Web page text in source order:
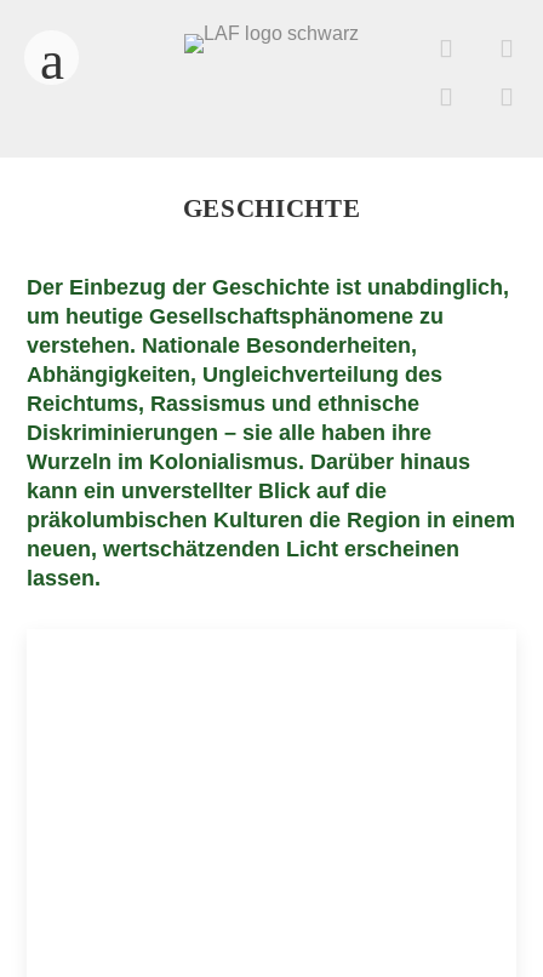
GESCHICHTE
Der Einbezug der Geschichte ist unabdinglich,
um heutige Gesellschaftsphänomene zu
verstehen. Nationale Besonderheiten,
Abhängigkeiten, Ungleichverteilung des
Reichtums, Rassismus und ethnische
Diskriminierungen – sie alle haben ihre
Wurzeln im Kolonialismus. Darüber hinaus
kann ein unverstellter Blick auf die
präkolumbischen Kulturen die Region in einem
neuen, wertschätzenden Licht erscheinen
lassen.